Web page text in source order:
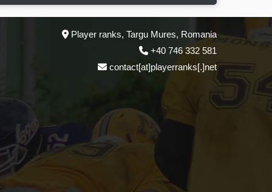
Player ranks, Targu Mures, Romania
+40 746 332 581
contact[at]playerranks[.]net